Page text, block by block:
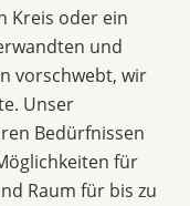
Kreis oder ein
und
vorschwebt, wir
Unser
Bedürfnissen
für
Raum für bis zu